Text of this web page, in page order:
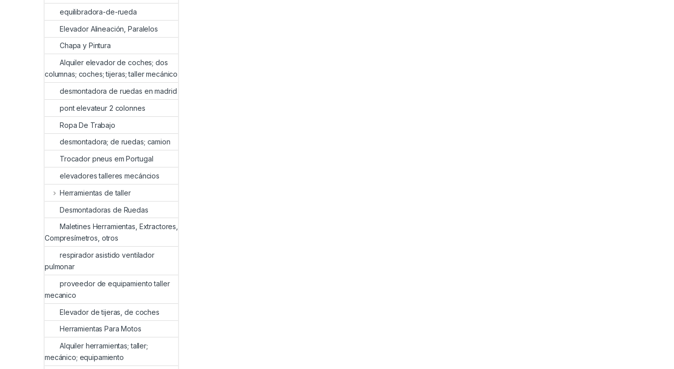
equilibradora-de-rueda
Elevador Alineación, Paralelos
Chapa y Pintura
Alquiler elevador de coches; dos
columnas; coches; tijeras; taller mecánico
desmontadora de ruedas en madrid
pont elevateur 2 colonnes
Ropa De Trabajo
desmontadora; de ruedas; camion
Trocador pneus em Portugal
elevadores talleres mecáncios
Herramientas de taller
Desmontadoras de Ruedas
Maletines Herramientas, Extractores,
Compresímetros, otros
respirador asistido ventilador
pulmonar
proveedor de equipamiento taller
mecanico
Elevador de tijeras, de coches
Herramientas Para Motos
Alquiler herramientas; taller;
mecánico; equipamiento